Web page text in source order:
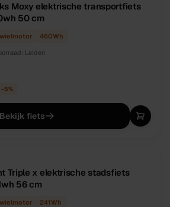
Moxy elektrische transportfiets
50 cm
460Wh
Leiden
−5%
Bekijk fiets
Triple x elektrische stadsfiets
56 cm
241Wh